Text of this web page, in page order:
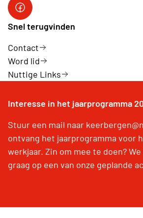
Neosvzw
Snel terugvinden
Contact
Word lid
Nuttige Links
Interesse in het jaarprogramma
Stuur een mail naar
ontvang het jaarprogramma voor
werkjaar. Zin om mee te doen?
graag op een van onze geplande